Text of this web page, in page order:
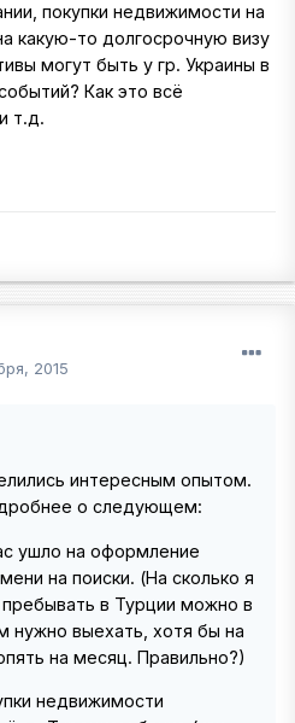
покупки недвижимости на
какую-то долгосрочную визу
могут быть у гр. Украины в
Как это всё
т.д.
2015
интересным опытом.
о следующем:
ушло на оформление
на поиски. (На сколько я
в Турции можно в
нужно выехать, хотя бы на
на месяц. Правильно?)
недвижимости